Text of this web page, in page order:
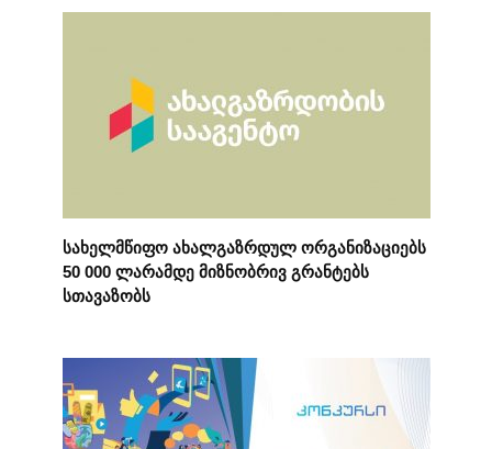
სახელმწიფო ახალგაზრდულ ორგანიზაციებს
50 000 ლარამდე მიზნობრივ გრანტებს
სთავაზობს